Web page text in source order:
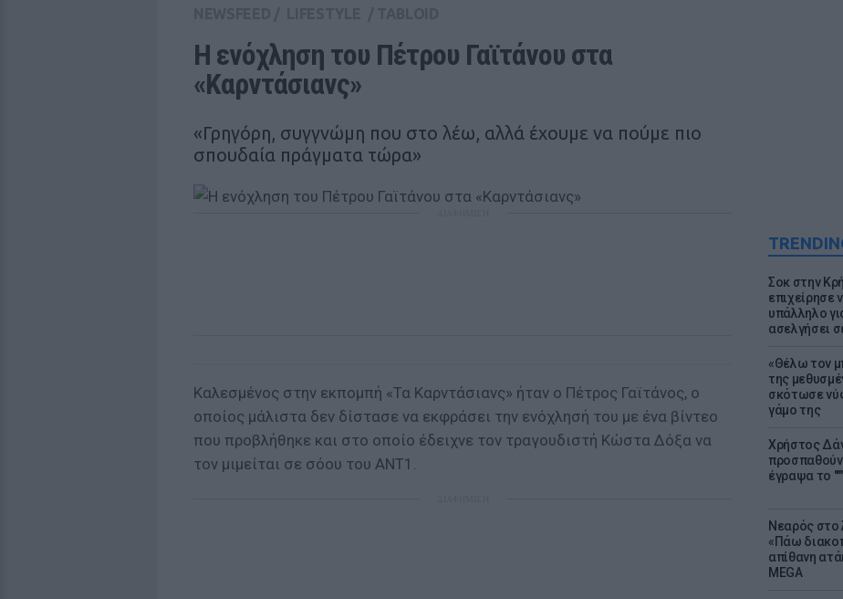
Σοκ στην
επιχείρησε
υπάλληλο
ασελγήσει
«Θέλω τον
της
σκότωσε
γάμο της
Χρήστος
προσπαθούν
έγραψα το
Νεαρός στο
«Πάω
απίθανη
MEGA
Η ενόχληση του Πέτρου Γαϊτάνου στα
«Καρντάσιανς»
«Γρηγόρη, συγγνώμη που στο λέω, αλλά έχουμε να πούμε πιο
σπουδαία πράγματα τώρα»
Καλεσμένος στην εκπομπή «Τα Καρντάσιανς» ήταν ο Πέτρος Γαϊτάνος, ο
οποίος μάλιστα δεν δίστασε να εκφράσει την ενόχλησή του με ένα βίντεο
που προβλήθηκε και στο οποίο έδειχνε τον τραγουδιστή Κώστα Δόξα να
τον μιμείται σε σόου του AΝΤ1.